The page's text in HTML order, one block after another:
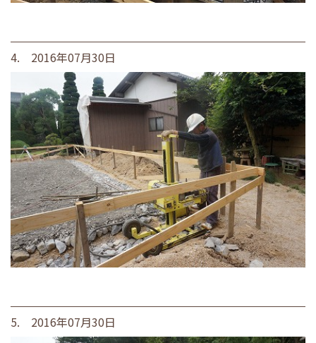
4. 2016年07月30日
5. 2016年07月30日